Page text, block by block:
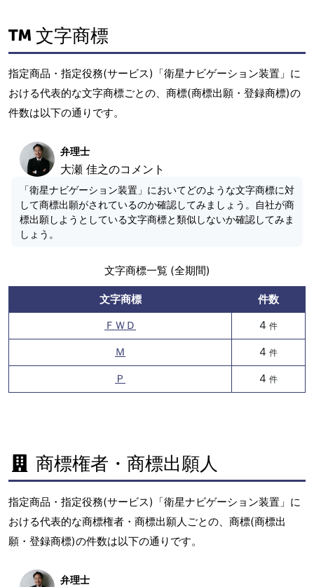
文字商標
指定商品・指定役務(サービス)「衛星ナビゲーション装置」に
おける代表的な文字商標ごとの、商標(商標出願・登録商標)の
件数は以下の通りです。
弁理士
大瀬 佳之のコメント
「衛星ナビゲーション装置」においてどのような文字商標に対
して商標出願がされているのか確認してみましょう。自社が商
標出願しようとしている文字商標と類似しないか確認してみま
しょう。
文字商標一覧 (全期間)
文字商標
件数
ＦＷＤ
4 件
Ｍ 4 件
Ｐ 4 件
商標権者・商標出願人
指定商品・指定役務(サービス)「衛星ナビゲーション装置」に
おける代表的な商標権者・商標出願人ごとの、商標(商標出
願・登録商標)の件数は以下の通りです。
弁理士